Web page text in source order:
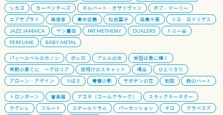
シカゴ
カーペンターズ ギルバート・オサリヴァン
ボブ・マーリー
エアサプライ
南佳孝 高中正義 松田聖子 森高千里
リコ・ロドリゲス
JAZZ JAMAICA
ヤン富田 PAT METHENY DUALERS
トニー谷
PERFUME
BABY METAL
パッヘルベルのカノン ボレロ アルルの女
栄冠は君に輝く
荒野の果てに 〜グロリア
夜明けのスキャット 喝采
ひとりきり
アローン・アゲイン
つばさ 青春の影 サボテンの花 制服 鉄のハート
トロンボーン 管楽器 アコギ（コールクラーク）
スラックキーギター
ウクレレ
フルート スチールドラム パーカッション ギロ
クラベスア